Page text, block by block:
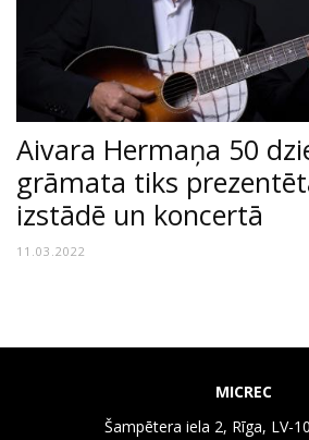
Aivara Hermaņa 50
grāmata tiks
izstādē un koncertā
11.03.2022
MICREC
Šampētera iela 2, Rīga, LV-